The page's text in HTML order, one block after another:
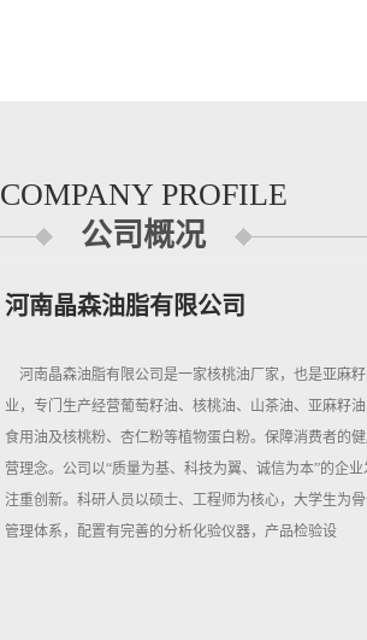
COMPANY PROFILE
公司概况
河南晶森油脂有限公司
河南晶森油脂有限公司是一家核桃油厂家，也是亚麻
业，专门生产经营葡萄籽油、核桃油、山茶油、亚麻籽
食用油及核桃粉、杏仁粉等植物蛋白粉。保障消费者的
营理念。公司以“质量为基、科技为翼、诚信为本”的企
注重创新。科研人员以硕士、工程师为核心，大学生为
管理体系，配置有完善的分析化验仪器，产品检验设